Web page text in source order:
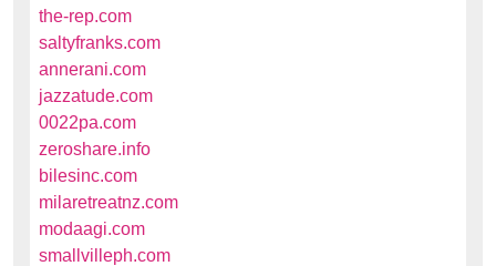
the-rep.com
saltyfranks.com
annerani.com
jazzatude.com
0022pa.com
zeroshare.info
bilesinc.com
milaretreatnz.com
modaagi.com
smallvilleph.com